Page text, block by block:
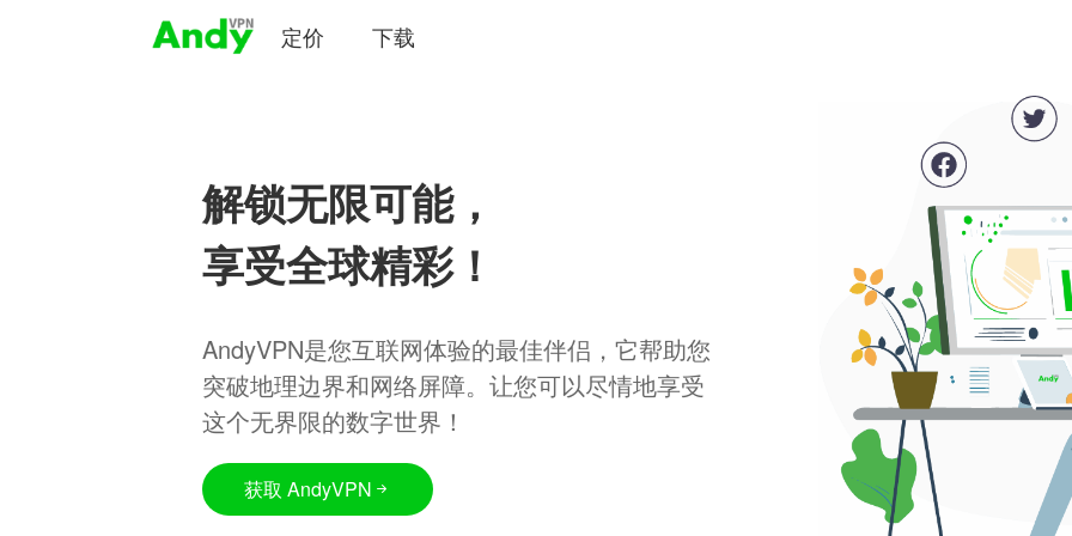
定价 下载
解锁无限可能，
享受全球精彩！
AndyVPN是您互联网体验的最佳伴侣，它帮助您
突破地理边界和网络屏障。让您可以尽情地享受
这个无界限的数字世界！
获取 AndyVPN